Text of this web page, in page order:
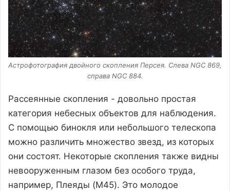
Астрофотография двойного скопления Персея. Слева NGC 869,
справа NGC 884.
Рассеянные скопления - довольно простая
категория небесных объектов для наблюдения.
С помощью бинокля или небольшого телескопа
можно различить множество звезд, из которых
они состоят. Некоторые скопления также видны
невооруженным глазом без особого труда,
например, Плеяды (M45). Это молодое